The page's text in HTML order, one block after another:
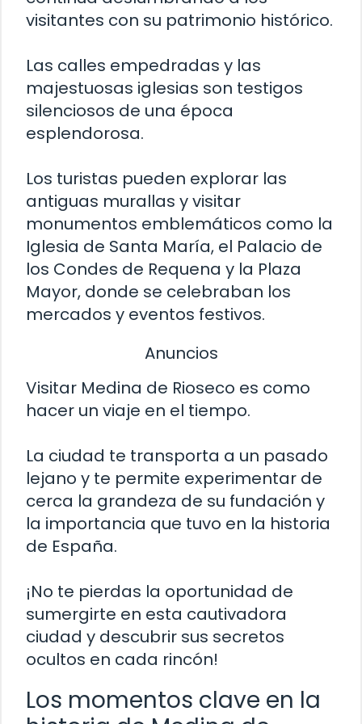
visitantes con su patrimonio histórico.
Las calles empedradas y las
majestuosas iglesias son testigos
silenciosos de una época
esplendorosa.
Los turistas pueden explorar las
antiguas murallas y visitar
monumentos emblemáticos como la
Iglesia de Santa María, el Palacio de
los Condes de Requena y la Plaza
Mayor, donde se celebraban los
mercados y eventos festivos.
Anuncios
Visitar Medina de Rioseco es como
hacer un viaje en el tiempo.
La ciudad te transporta a un pasado
lejano y te permite experimentar de
cerca la grandeza de su fundación y
la importancia que tuvo en la historia
de España.
¡No te pierdas la oportunidad de
sumergirte en esta cautivadora
ciudad y descubrir sus secretos
ocultos en cada rincón!
Los momentos clave en la